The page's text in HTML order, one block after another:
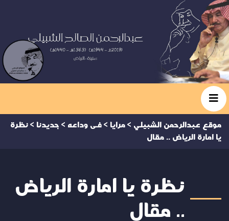
موقع عبدالرحمن الشبيلي > مرايا > فى وداعه > جديدنا > نظرة
يا امارة الرياض .. مقال
نظرة يا امارة الرياض
.. مقال